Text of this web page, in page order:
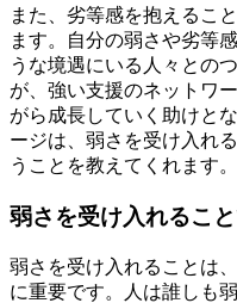
また、劣等感を抱えるこ
ます。自分の弱さや劣等
うな境遇にいる人々との
が、強い支援のネットワ
がら成長していく助けと
ージは、弱さを受け入れ
うことを教えてくれます。
弱さを受け入れるこ
弱さを受け入れることは
に重要です。人は誰しも